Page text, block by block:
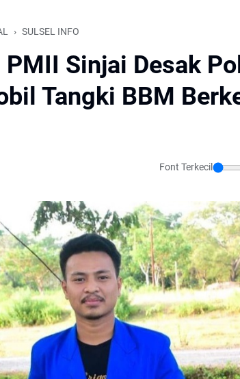
SULSEL INFO
PMII Sinjai Desak
Tangki BBM
Font Terkecil